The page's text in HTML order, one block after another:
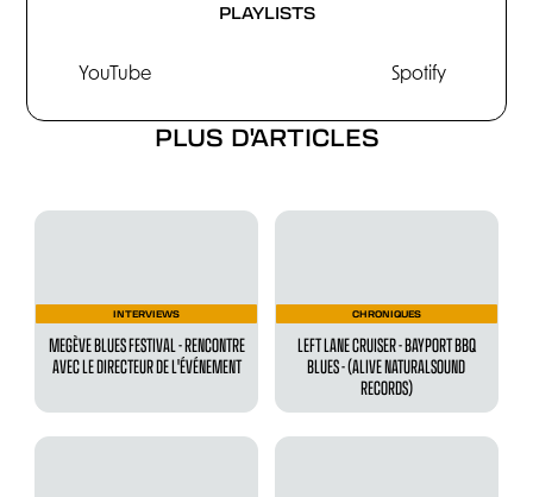
PLAYLISTS
YouTube Spotify
PLUS D'ARTICLES
INTERVIEWS
MEGÈVE BLUES FESTIVAL - RENCONTRE
AVEC LE DIRECTEUR DE L'ÉVÉNEMENT
CHRONIQUES
LEFT LANE CRUISER - BAYPORT BBQ
BLUES - (ALIVE NATURALSOUND
RECORDS)